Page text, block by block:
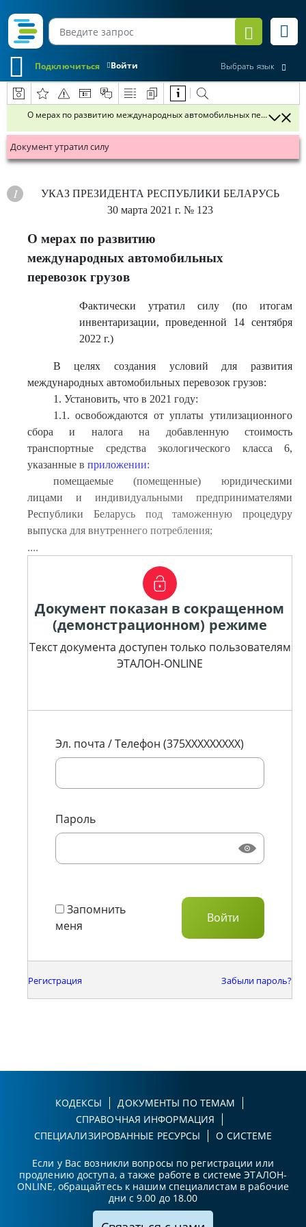
Войти
Подключиться Выбрать язык
О мерах по развитию международных автомобильных перевозок
Документ утратил силу
УКАЗ ПРЕЗИДЕНТА РЕСПУБЛИКИ БЕЛАРУСЬ
30 марта 2021 г. № 123
О мерах по развитию
международных автомобильных
перевозок грузов
Фактически утратил силу (по итогам
инвентаризации, проведенной 14 сентября
2022 г.)
В целях создания условий для развития
международных автомобильных перевозок грузов:
1. Установить, что в 2021 году:
1.1. освобождаются от уплаты утилизационного
сбора и налога на добавленную стоимость
транспортные средства экологического класса 6,
указанные в приложении:
помещаемые (помещенные) юридическими
лицами и индивидуальными предпринимателями
Республики Беларусь под таможенную процедуру
выпуска для внутреннего потребления;
....
Документ показан в сокращенном
(демонстрационном) режиме
Текст документа доступен только пользователям
ЭТАЛОН-ONLINE
Эл. почта / Телефон (375XXXXXXXXX)
Пароль
Запомнить
меня
Регистрация Забыли пароль?
КОДЕКСЫ
ДОКУМЕНТЫ ПО ТЕМАМ
СПРАВОЧНАЯ ИНФОРМАЦИЯ
СПЕЦИАЛИЗИРОВАННЫЕ РЕСУРСЫ
О СИСТЕМЕ
Если у Вас возникли вопросы по регистрации или
продлению доступа, а также работе в системе ЭТАЛОН-
ONLINE, обращайтесь к нашим специалистам в рабочие
дни с 9.00 до 18.00